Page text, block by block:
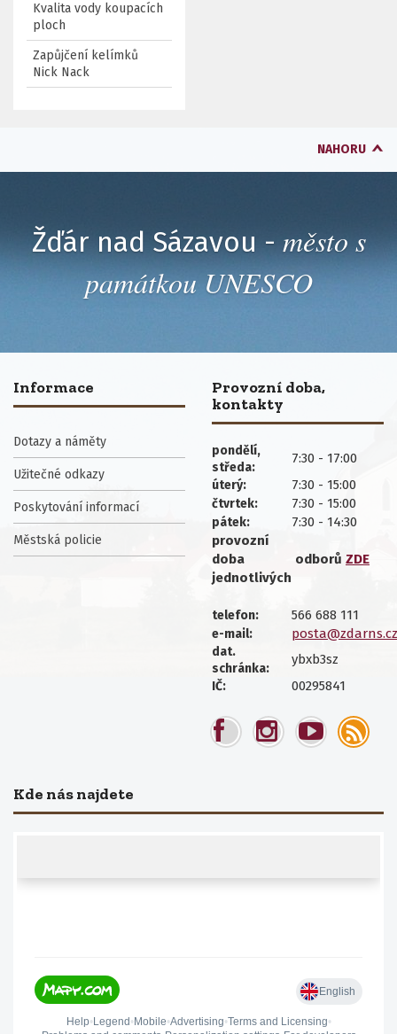
Kvalita vody koupacích
ploch
Zapůjčení kelímků
Nick Nack
NAHORU
Žďár nad Sázavou - město s
památkou UNESCO
Informace
Dotazy a náměty
Užitečné odkazy
Poskytování informací
Městská policie
Provozní doba,
kontakty
pondělí,
středa:
7:30 - 17:00
úterý: 7:30 - 15:00
čtvrtek: 7:30 - 15:00
pátek:
7:30 - 14:30
provozní
doba
jednotlivých
odborů ZDE
telefon: 566 688 111
e-mail: posta@zdarns.cz
dat.
schránka:
ybxb3sz
IČ: 00295841
Kde nás najdete